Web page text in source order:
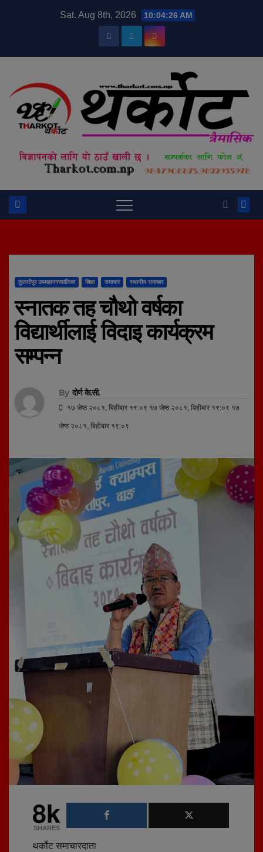
Sat. Aug 8th, 2026 10:04:26 AM
तुलसीपुर उपमहानगरपालिका शिक्षा समाचार स्थानीय समाचार
स्नातक तह चौथो वर्षका
विद्यार्थीलाई विदाइ कार्यक्रम
सम्पन्न
By दोर्ण के.सी.
१७ जेष्ठ २०८१, बिहीबार १९:०९ १७ जेष्ठ २०८१, बिहीबार १९:०९ १७
जेष्ठ २०८१, बिहीबार १९:०९
8k
SHARES
थर्कोट समाचारदाता
modal-check